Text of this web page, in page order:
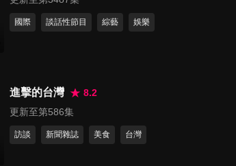
第76集 你的荷包永遠裝不滿?!
第77集 小宇宙暑假特別企劃 最
強少男少女選拔賽
47
國際 談話性節目 綜藝 娛樂
進擊的台灣
8.2
更新至第586集
訪談 新聞雜誌 美食 台灣